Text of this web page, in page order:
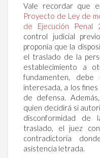
Vale recordar que
Proyecto de Ley de
de Ejecución Penal
control judicial
proponía que la
el traslado de la
establecimiento a
fundamenten,
interesada, a los
de defensa.
quien decidirá si
disconformidad de
traslado, el juez
contradictoria
asistencia letrada.